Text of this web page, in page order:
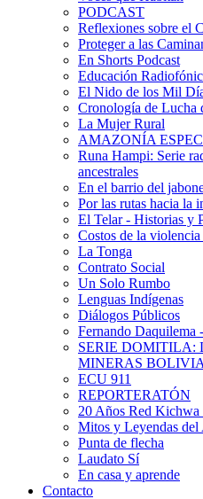
PODCAST
Reflexiones sobre el
Proteger a las
En Shorts Podcast
Educación
El Nido de los Mil
Cronología de Lucha
La Mujer Rural
AMAZONÍA
Runa Hampi: Serie
ancestrales
En el barrio del
Por las rutas hacia la
El Telar - Historias y
Costos de la
La Tonga
Contrato Social
Un Solo Rumbo
Lenguas Indígenas
Diálogos Públicos
Fernando
SERIE DOMITILA:
MINERAS
ECU 911
REPORTERATÓN
20 Años Red
Mitos y Leyendas del
Punta de flecha
Laudato Sí
En casa y aprende
Contacto